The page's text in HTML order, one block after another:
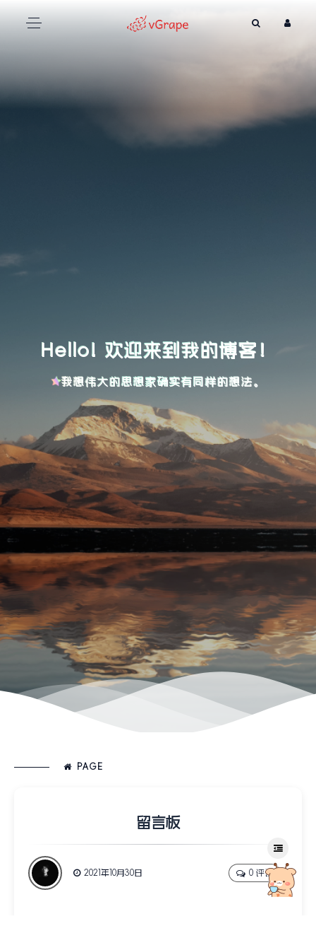
Hello! 欢迎来到我的博客！
我想伟大的思想家确实有同样的想法。
PAGE
留言板
2021年10月30日 0 评论